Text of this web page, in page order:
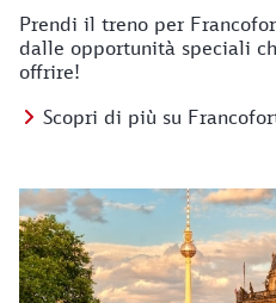
Prendi il treno per
dalle opportunità speciali
offrire!
Scopri di più su